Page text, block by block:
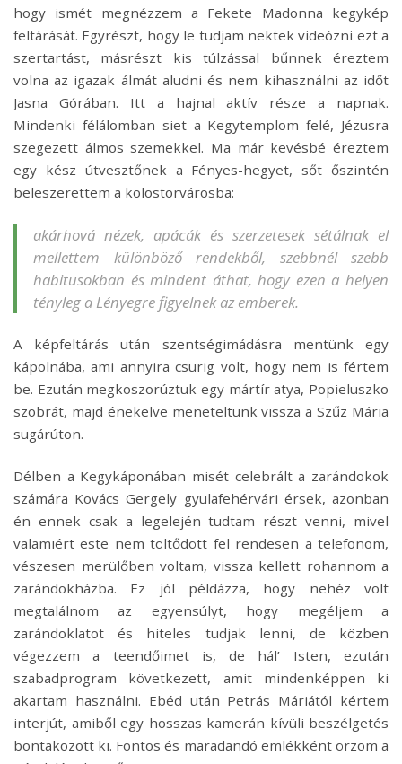
hogy ismét megnézzem a Fekete Madonna kegykép
feltárását. Egyrészt, hogy le tudjam nektek videózni ezt a
szertartást, másrészt kis túlzással bűnnek éreztem
volna az igazak álmát aludni és nem kihasználni az időt
Jasna Górában. Itt a hajnal aktív része a napnak.
Mindenki félálomban siet a Kegytemplom felé, Jézusra
szegezett álmos szemekkel. Ma már kevésbé éreztem
egy kész útvesztőnek a Fényes-hegyet, sőt őszintén
beleszerettem a kolostorvárosba:
akárhová nézek, apácák és szerzetesek sétálnak el
mellettem különböző rendekből, szebbnél szebb
habitusokban és mindent áthat, hogy ezen a helyen
tényleg a Lényegre figyelnek az emberek.
A képfeltárás után szentségimádásra mentünk egy
kápolnába, ami annyira csurig volt, hogy nem is fértem
be. Ezután megkoszorúztuk egy mártír atya, Popieluszko
szobrát, majd énekelve meneteltünk vissza a Szűz Mária
sugárúton.
Délben a Kegykáponában misét celebrált a zarándokok
számára Kovács Gergely gyulafehérvári érsek, azonban
én ennek csak a legelején tudtam részt venni, mivel
valamiért este nem töltődött fel rendesen a telefonom,
vészesen merülőben voltam, vissza kellett rohannom a
zarándokházba. Ez jól példázza, hogy nehéz volt
megtalálnom az egyensúlyt, hogy megéljem a
zarándoklatot és hiteles tudjak lenni, de közben
végezzem a teendőimet is, de hál’ Isten, ezután
szabadprogram következett, amit mindenképpen ki
akartam használni. Ebéd után Petrás Máriától kértem
interjút, amiből egy hosszas kamerán kívüli beszélgetés
bontakozott ki. Fontos és maradandó emlékként örzöm a